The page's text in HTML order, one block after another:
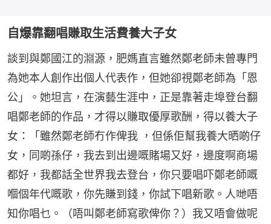
自爆靠翻唱賺取生活費養大子女
談到與鄭國江的淵源，肥媽直言雖然鄭老師未曾專門
為她本人創作出個人代表作，但她卻視鄭老師為「恩
公」。她坦言，在演藝生涯中，正是靠著走埠登台翻
唱鄭老師的作品，才得以賺取優厚歌酬，得以養大子
女：「雖然鄭老師冇作俾我 ，但係佢幫我養大晒啲仔
女，同啲孫仔，我去到出邊嘅賭場又好，邊度啊商場
都好，我都話全世界我去登台，你只要唱吓鄭老師嘅
嗰個年代嘅歌，你先賺到錢，你試下唱新歌。人哋唔
知你唱乜。（唔叫鄭老師寫歌俾你？）我又唔會做呢